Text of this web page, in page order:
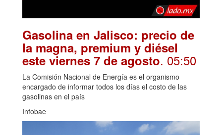
Gasolina en Jalisco: precio de
la magna, premium y diésel
este viernes 7 de agosto. 05:50
La Comisión Nacional de Energía es el organismo
encargado de informar todos los días el costo de las
gasolinas en el país
Infobae